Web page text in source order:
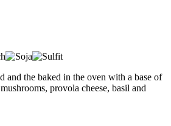
and the baked in the oven with a base of
provola cheese, basil and